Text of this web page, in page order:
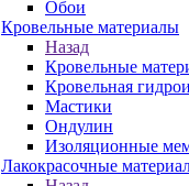
Обои
Кровельные материалы
Назад
Кровельные
Кровельная
Мастики
Ондулин
Изоляционные
Лакокрасочные